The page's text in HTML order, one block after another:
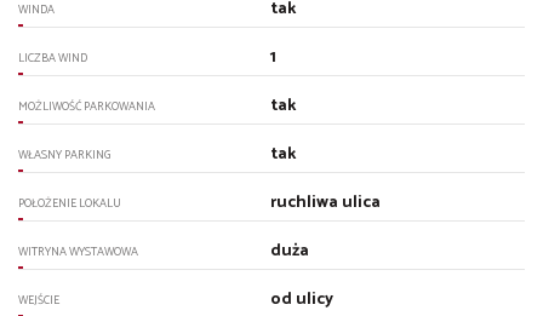
WINDA tak
LICZBA WIND 1
MOŻLIWOŚĆ PARKOWANIA tak
WŁASNY PARKING tak
POŁOŻENIE LOKALU ruchliwa ulica
WITRYNA WYSTAWOWA duża
WEJŚCIE od ulicy